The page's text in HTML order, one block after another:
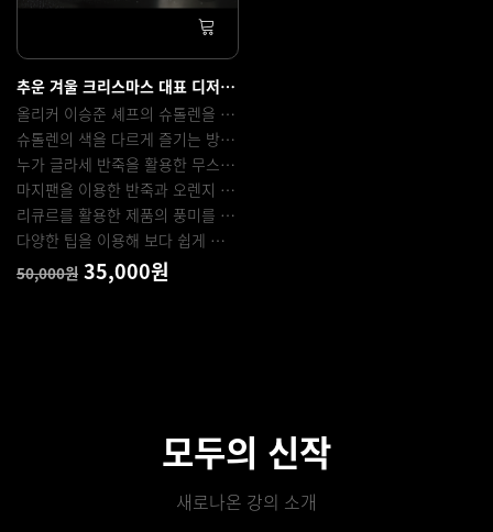
추운 겨울 크리스마스 대표 디저트 슈톨렌을 응용한 '슈톨렌 파블로바'
올리커 이승준 셰프의 슈톨렌을 응용한 레시피 입니다.
슈톨렌의 색을 다르게 즐기는 방법과 몰드를 활용해 머랭의 모양을 잡고 굽는 방법
누가 글라세 반죽을 활용한 무스를 만드는 방법
마지팬을 이용한 반죽과 오렌지 소스를 이용한 슈톨렌을 가볍게 즐기는 방법
리큐르를 활용한 제품의 풍미를 향상시키는 방법 등
다양한 팁을 이용해 보다 쉽게 만드는 파블로바 디저트입니다.
50,000원 35,000원
모두의 신작
새로나온 강의 소개